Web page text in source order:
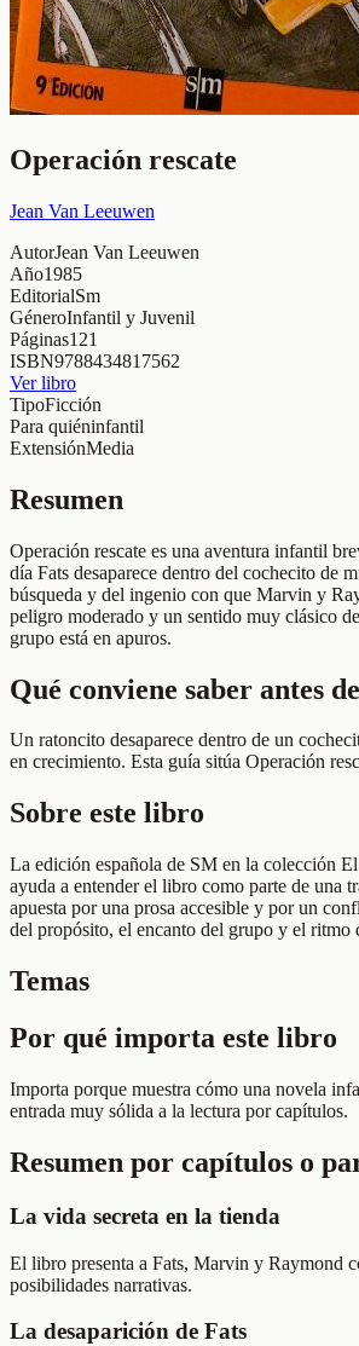
Operación rescate
Jean Van Leeuwen
AutorJean Van Leeuwen
Año1985
EditorialSm
GéneroInfantil y Juvenil
Páginas121
ISBN9788434817562
Ver libro
TipoFicción
Para quiéninfantil
ExtensiónMedia
Resumen
Operación rescate es una aventura infantil
día Fats desaparece dentro del cochecito de
búsqueda y del ingenio con que Marvin y
peligro moderado y un sentido muy clásico
grupo está en apuros.
Qué conviene saber antes
Un ratoncito desaparece dentro de un
en crecimiento. Esta guía sitúa Operación
Sobre este libro
La edición española de SM en la colección
ayuda a entender el libro como parte de una
apuesta por una prosa accesible y por un
del propósito, el encanto del grupo y el ritmo
Temas
Por qué importa este libro
Importa porque muestra cómo una novela
entrada muy sólida a la lectura por capítulos.
Resumen por capítulos o
La vida secreta en la tienda
El libro presenta a Fats, Marvin y Raymond
posibilidades narrativas.
La desaparición de Fats